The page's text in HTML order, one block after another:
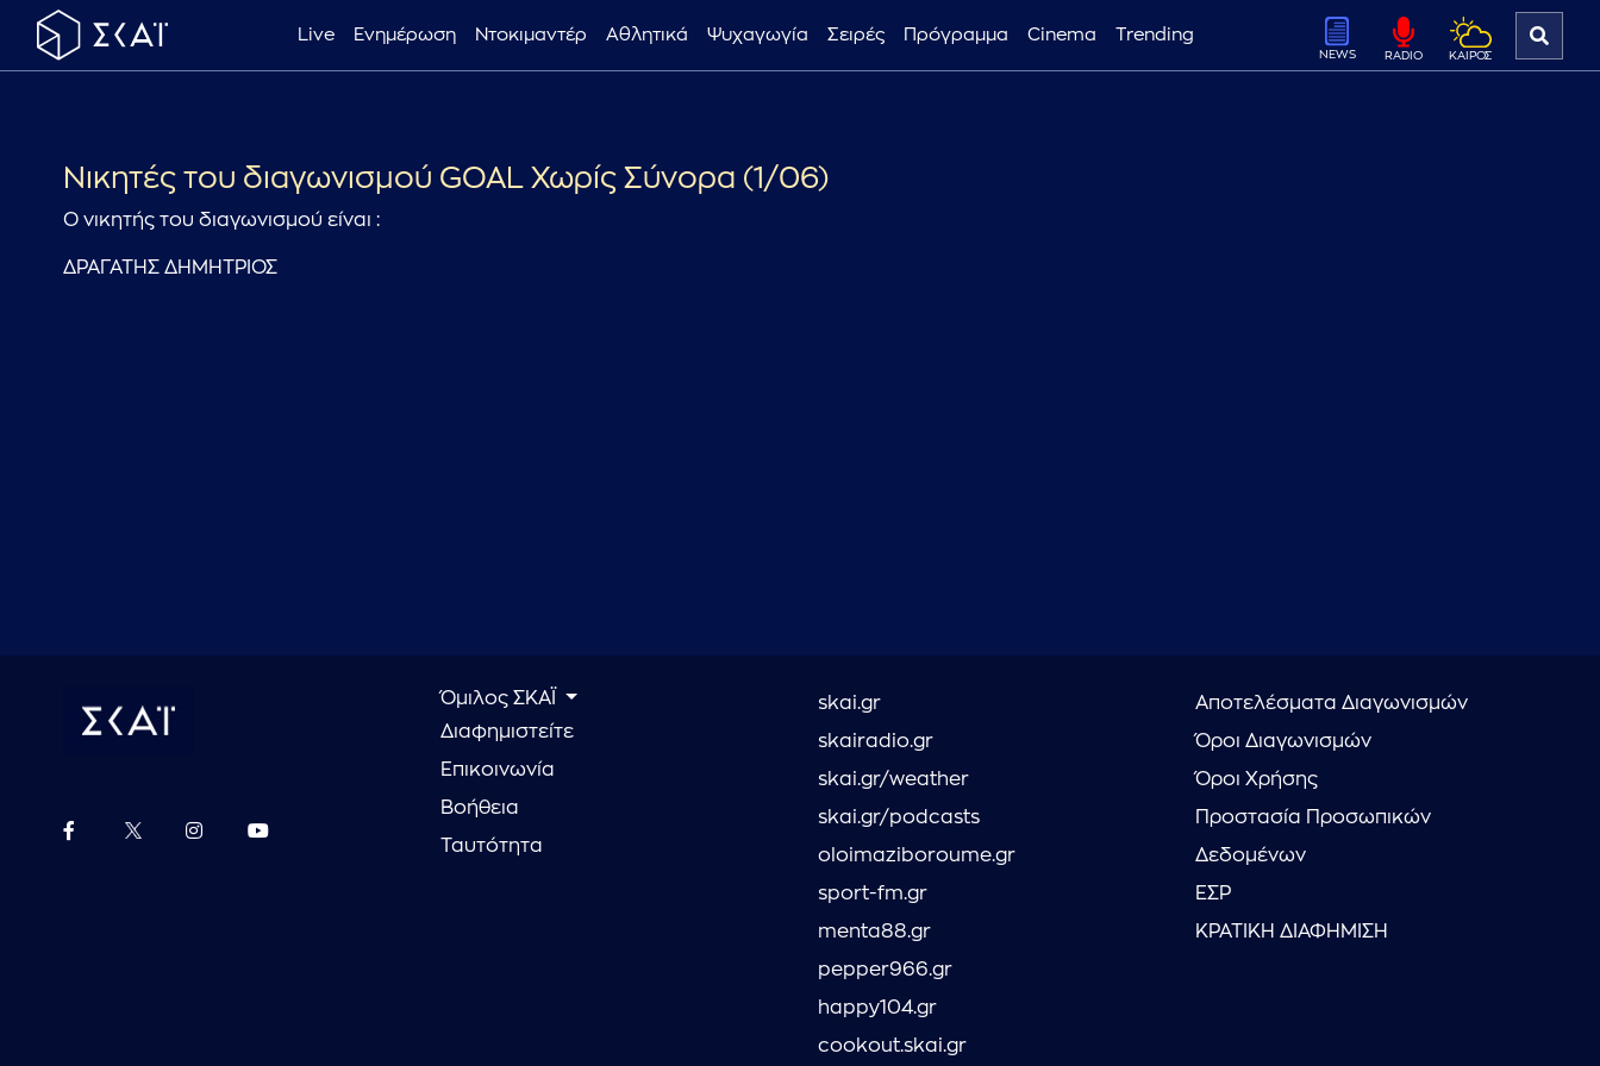
Live Ενημέρωση Ντοκιμαντέρ Αθλητικά Ψυχαγωγία Σειρές Πρόγραμμα Cinema Trending
NEWS RADIO ΚΑΙΡΟΣ
...πληκτρολογήστε κείμενο προς αναζήτηση
Νικητές του διαγωνισμού GOAL Χωρίς Σύνορα (1/06)
Ο νικητής του διαγωνισμού είναι :
ΔΡΑΓΑΤΗΣ ΔΗΜΗΤΡΙΟΣ
Όμιλος ΣΚΑΪ
Διαφημιστείτε
Επικοινωνία
Βοήθεια
Ταυτότητα
skai.gr
skairadio.gr
skai.gr/weather
skai.gr/podcasts
oloimaziboroume.gr
sport-fm.gr
menta88.gr
pepper966.gr
happy104.gr
cookout.skai.gr
Αποτελέσματα Διαγωνισμών
Όροι Διαγωνισμών
Όροι Χρήσης
Προστασία Προσωπικών
Δεδομένων
ΕΣΡ
ΚΡΑΤΙΚΗ ΔΙΑΦΗΜΙΣΗ